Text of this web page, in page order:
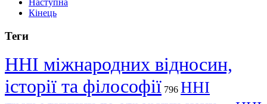
Наступна
Кінець
Теги
ННІ міжнародних відносин,
історії та філософії 796 ННІ